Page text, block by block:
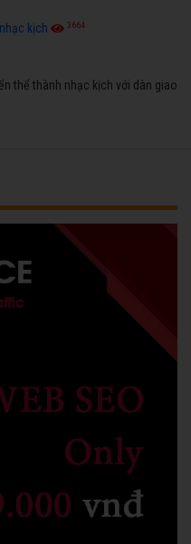
kịch 3664
thể thành nhạc kịch với dàn giao